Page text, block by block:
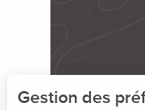
Gestion des